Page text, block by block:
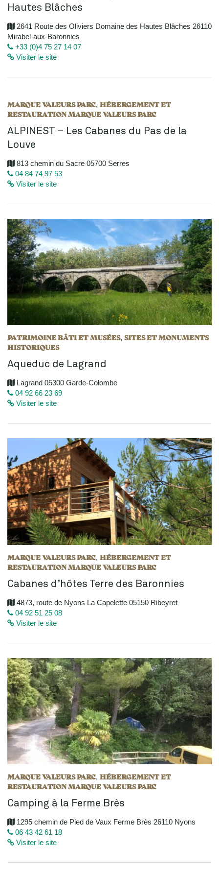
Hautes Blâches
2641 Route des Oliviers Domaine des Hautes Blâches 26110
Mirabel-aux-Baronnies
+33 (0)4 75 27 14 07
Visiter le site
MARQUE VALEURS PARC, HÉBERGEMENT ET
RESTAURATION MARQUE VALEURS PARC
ALPINEST – Les Cabanes du Pas de la
Louve
813 chemin du Sacre 05700 Serres
04 84 74 97 53
Visiter le site
PATRIMOINE BÂTI ET MUSÉES, SITES ET MONUMENTS
HISTORIQUES
Aqueduc de Lagrand
Lagrand 05300 Garde-Colombe
04 92 66 23 69
Visiter le site
MARQUE VALEURS PARC, HÉBERGEMENT ET
RESTAURATION MARQUE VALEURS PARC
Cabanes d’hôtes Terre des Baronnies
4873, route de Nyons La Capelette 05150 Ribeyret
04 92 51 25 08
Visiter le site
MARQUE VALEURS PARC, HÉBERGEMENT ET
RESTAURATION MARQUE VALEURS PARC
Camping à la Ferme Brès
1295 chemin de Pied de Vaux Ferme Brès 26110 Nyons
06 43 42 61 18
Visiter le site